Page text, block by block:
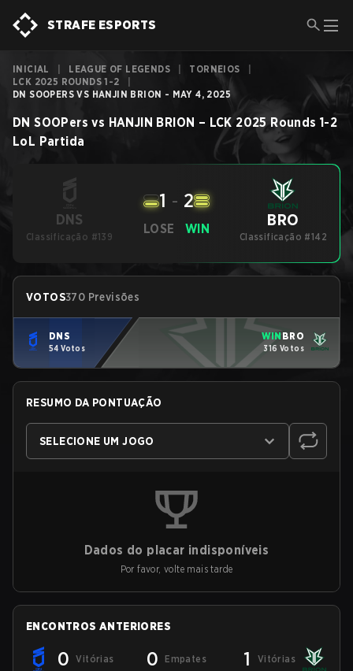
STRAFE ESPORTS
INICIAL LEAGUE OF LEGENDS TORNEIOS
LCK 2025 ROUNDS 1-2
DN SOOPERS VS HANJIN BRION - MAY 4, 2025
DN SOOPers vs HANJIN BRION – LCK 2025 Rounds 1-2
LoL Partida
DNS
Classificação #139
LOSE
1 - 2
WIN BRO
Classificação #142
VOTOS370 Previsões
DNS
54 Votos
WINBRO
316 Votos
RESUMO DA PONTUAÇÃO
SELECIONE UM JOGO
Dados do placar indisponíveis
Por favor, volte mais tarde
ENCONTROS ANTERIORES
0 Vitórias 0 Empates 1 Vitórias